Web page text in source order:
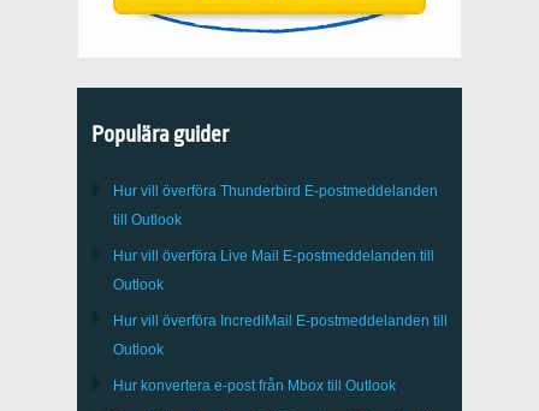
Populära guider
Hur vill överföra Thunderbird E-postmeddelanden
till Outlook
Hur vill överföra Live Mail E-postmeddelanden till
Outlook
Hur vill överföra IncrediMail E-postmeddelanden till
Outlook
Hur konvertera e-post från Mbox till Outlook